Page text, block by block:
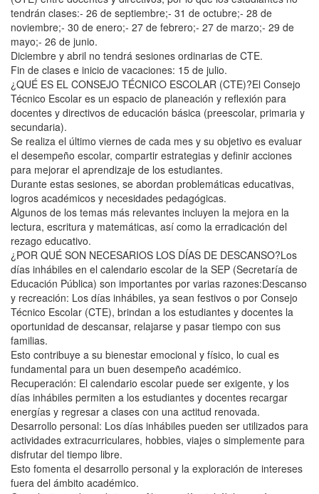
tendrán clases:- 26 de septiembre;- 31 de octubre;- 28 de
noviembre;- 30 de enero;- 27 de febrero;- 27 de marzo;- 29 de
mayo;- 26 de junio.
Diciembre y abril no tendrá sesiones ordinarias de CTE.
Fin de clases e inicio de vacaciones: 15 de julio.
¿QUÉ ES EL CONSEJO TÉCNICO ESCOLAR (CTE)?El Consejo
Técnico Escolar es un espacio de planeación y reflexión para
docentes y directivos de educación básica (preescolar, primaria y
secundaria).
Se realiza el último viernes de cada mes y su objetivo es evaluar
el desempeño escolar, compartir estrategias y definir acciones
para mejorar el aprendizaje de los estudiantes.
Durante estas sesiones, se abordan problemáticas educativas,
logros académicos y necesidades pedagógicas.
Algunos de los temas más relevantes incluyen la mejora en la
lectura, escritura y matemáticas, así como la erradicación del
rezago educativo.
¿POR QUÉ SON NECESARIOS LOS DÍAS DE DESCANSO?Los
días inhábiles en el calendario escolar de la SEP (Secretaría de
Educación Pública) son importantes por varias razones:Descanso
y recreación: Los días inhábiles, ya sean festivos o por Consejo
Técnico Escolar (CTE), brindan a los estudiantes y docentes la
oportunidad de descansar, relajarse y pasar tiempo con sus
familias.
Esto contribuye a su bienestar emocional y físico, lo cual es
fundamental para un buen desempeño académico.
Recuperación: El calendario escolar puede ser exigente, y los
días inhábiles permiten a los estudiantes y docentes recargar
energías y regresar a clases con una actitud renovada.
Desarrollo personal: Los días inhábiles pueden ser utilizados para
actividades extracurriculares, hobbies, viajes o simplemente para
disfrutar del tiempo libre.
Esto fomenta el desarrollo personal y la exploración de intereses
fuera del ámbito académico.